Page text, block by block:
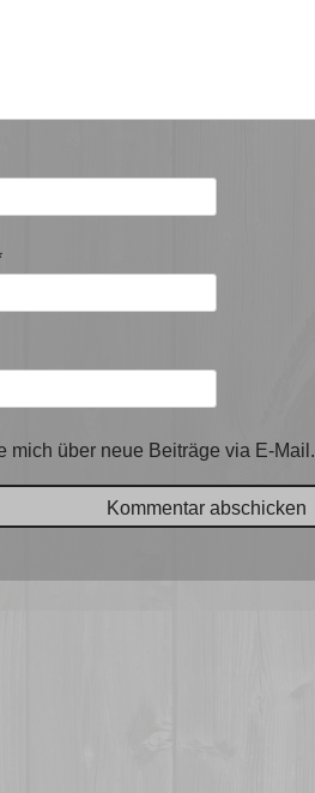
mich über neue Beiträge via E-Mail.